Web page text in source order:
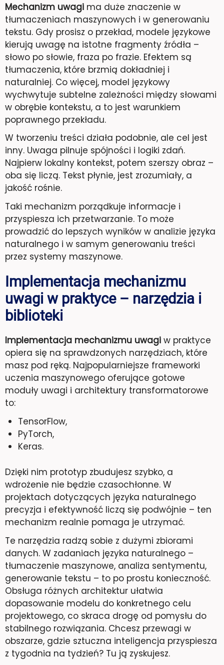
Mechanizm uwagi ma duże znaczenie w
tłumaczeniach maszynowych i w generowaniu
tekstu. Gdy prosisz o przekład, modele językowe
kierują uwagę na istotne fragmenty źródła –
słowo po słowie, fraza po frazie. Efektem są
tłumaczenia, które brzmią dokładniej i
naturalniej. Co więcej, model językowy
wychwytuje subtelne zależności między słowami
w obrębie kontekstu, a to jest warunkiem
poprawnego przekładu.
W tworzeniu treści działa podobnie, ale cel jest
inny. Uwaga pilnuje spójności i logiki zdań.
Najpierw lokalny kontekst, potem szerszy obraz –
oba się liczą. Tekst płynie, jest zrozumiały, a
jakość rośnie.
Taki mechanizm porządkuje informacje i
przyspiesza ich przetwarzanie. To może
prowadzić do lepszych wyników w analizie języka
naturalnego i w samym generowaniu treści
przez systemy maszynowe.
Implementacja mechanizmu
uwagi w praktyce – narzędzia i
biblioteki
Implementacja mechanizmu uwagi w praktyce
opiera się na sprawdzonych narzędziach, które
masz pod ręką. Najpopularniejsze frameworki
uczenia maszynowego oferujące gotowe
moduły uwagi i architektury transformatorowe
to:
TensorFlow,
PyTorch,
Keras.
Dzięki nim prototyp zbudujesz szybko, a
wdrożenie nie będzie czasochłonne. W
projektach dotyczących języka naturalnego
precyzja i efektywność liczą się podwójnie – ten
mechanizm realnie pomaga je utrzymać.
Te narzędzia radzą sobie z dużymi zbiorami
danych. W zadaniach języka naturalnego –
tłumaczenie maszynowe, analiza sentymentu,
generowanie tekstu – to po prostu konieczność.
Obsługa różnych architektur ułatwia
dopasowanie modelu do konkretnego celu
projektowego, co skraca drogę od pomysłu do
stabilnego rozwiązania. Chcesz przewagi w
obszarze, gdzie sztuczna inteligencja przyspiesza
z tygodnia na tydzień? Tu ją zyskujesz.